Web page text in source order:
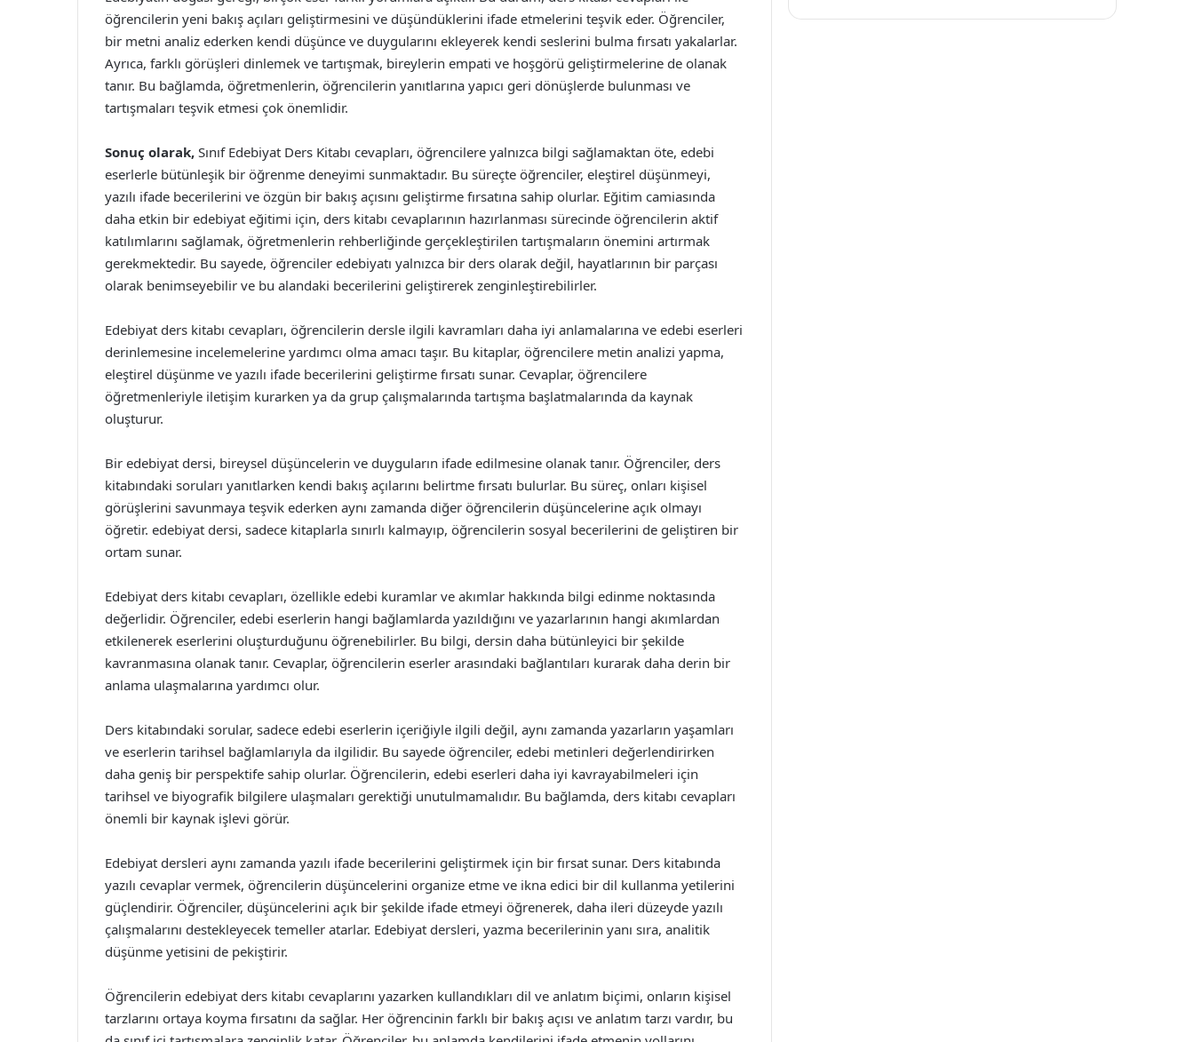
öğrencilerin yeni bakış açıları geliştirmesini ve düşündüklerini ifade etmelerini teşvik eder. Öğrenciler,
bir metni analiz ederken kendi düşünce ve duygularını ekleyerek kendi seslerini bulma fırsatı yakalarlar.
Ayrıca, farklı görüşleri dinlemek ve tartışmak, bireylerin empati ve hoşgörü geliştirmelerine de olanak
tanır. Bu bağlamda, öğretmenlerin, öğrencilerin yanıtlarına yapıcı geri dönüşlerde bulunması ve
tartışmaları teşvik etmesi çok önemlidir.
Sonuç olarak, Sınıf Edebiyat Ders Kitabı cevapları, öğrencilere yalnızca bilgi sağlamaktan öte, edebi
eserlerle bütünleşik bir öğrenme deneyimi sunmaktadır. Bu süreçte öğrenciler, eleştirel düşünmeyi,
yazılı ifade becerilerini ve özgün bir bakış açısını geliştirme fırsatına sahip olurlar. Eğitim camiasında
daha etkin bir edebiyat eğitimi için, ders kitabı cevaplarının hazırlanması sürecinde öğrencilerin aktif
katılımlarını sağlamak, öğretmenlerin rehberliğinde gerçekleştirilen tartışmaların önemini artırmak
gerekmektedir. Bu sayede, öğrenciler edebiyatı yalnızca bir ders olarak değil, hayatlarının bir parçası
olarak benimseyebilir ve bu alandaki becerilerini geliştirerek zenginleştirebilirler.
Edebiyat ders kitabı cevapları, öğrencilerin dersle ilgili kavramları daha iyi anlamalarına ve edebi eserleri
derinlemesine incelemelerine yardımcı olma amacı taşır. Bu kitaplar, öğrencilere metin analizi yapma,
eleştirel düşünme ve yazılı ifade becerilerini geliştirme fırsatı sunar. Cevaplar, öğrencilere
öğretmenleriyle iletişim kurarken ya da grup çalışmalarında tartışma başlatmalarında da kaynak
oluşturur.
Bir edebiyat dersi, bireysel düşüncelerin ve duyguların ifade edilmesine olanak tanır. Öğrenciler, ders
kitabındaki soruları yanıtlarken kendi bakış açılarını belirtme fırsatı bulurlar. Bu süreç, onları kişisel
görüşlerini savunmaya teşvik ederken aynı zamanda diğer öğrencilerin düşüncelerine açık olmayı
öğretir. edebiyat dersi, sadece kitaplarla sınırlı kalmayıp, öğrencilerin sosyal becerilerini de geliştiren bir
ortam sunar.
Edebiyat ders kitabı cevapları, özellikle edebi kuramlar ve akımlar hakkında bilgi edinme noktasında
değerlidir. Öğrenciler, edebi eserlerin hangi bağlamlarda yazıldığını ve yazarlarının hangi akımlardan
etkilenerek eserlerini oluşturduğunu öğrenebilirler. Bu bilgi, dersin daha bütünleyici bir şekilde
kavranmasına olanak tanır. Cevaplar, öğrencilerin eserler arasındaki bağlantıları kurarak daha derin bir
anlama ulaşmalarına yardımcı olur.
Ders kitabındaki sorular, sadece edebi eserlerin içeriğiyle ilgili değil, aynı zamanda yazarların yaşamları
ve eserlerin tarihsel bağlamlarıyla da ilgilidir. Bu sayede öğrenciler, edebi metinleri değerlendirirken
daha geniş bir perspektife sahip olurlar. Öğrencilerin, edebi eserleri daha iyi kavrayabilmeleri için
tarihsel ve biyografik bilgilere ulaşmaları gerektiği unutulmamalıdır. Bu bağlamda, ders kitabı cevapları
önemli bir kaynak işlevi görür.
Edebiyat dersleri aynı zamanda yazılı ifade becerilerini geliştirmek için bir fırsat sunar. Ders kitabında
yazılı cevaplar vermek, öğrencilerin düşüncelerini organize etme ve ikna edici bir dil kullanma yetilerini
güçlendirir. Öğrenciler, düşüncelerini açık bir şekilde ifade etmeyi öğrenerek, daha ileri düzeyde yazılı
çalışmalarını destekleyecek temeller atarlar. Edebiyat dersleri, yazma becerilerinin yanı sıra, analitik
düşünme yetisini de pekiştirir.
Öğrencilerin edebiyat ders kitabı cevaplarını yazarken kullandıkları dil ve anlatım biçimi, onların kişisel
tarzlarını ortaya koyma fırsatını da sağlar. Her öğrencinin farklı bir bakış açısı ve anlatım tarzı vardır, bu